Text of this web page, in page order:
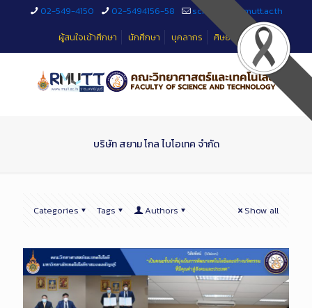
02-549-4150 02-5494156-58
sciteched@rmutt.ac.th
ผู้สนใจเข้าศึกษา
นักศึกษา บุคลากร ศิษย์เก่า
บริษัท สยาม โกล ไบโอเทค จำกัด
Categories Tags Authors Show all